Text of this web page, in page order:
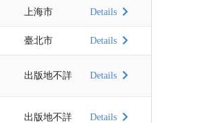
上海市 Details
臺北市 Details
出版地不詳 Details
出版地不詳 Details